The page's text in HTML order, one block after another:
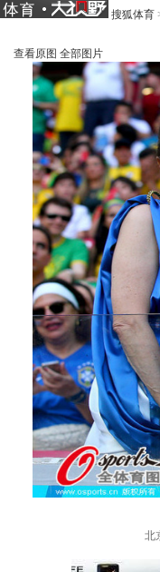
搜狐体育
查看原图 全部图片
北